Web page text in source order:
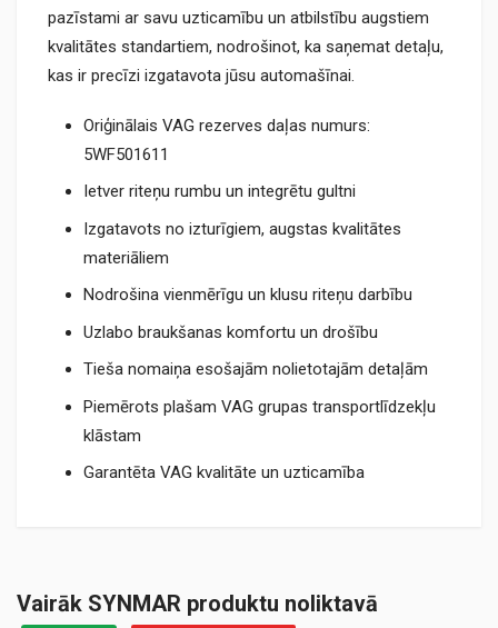
pazīstami ar savu uzticamību un atbilstību augstiem
kvalitātes standartiem, nodrošinot, ka saņemat detaļu,
kas ir precīzi izgatavota jūsu automašīnai.
Oriģinālais VAG rezerves daļas numurs:
5WF501611
Ietver riteņu rumbu un integrētu gultni
Izgatavots no izturīgiem, augstas kvalitātes
materiāliem
Nodrošina vienmērīgu un klusu riteņu darbību
Uzlabo braukšanas komfortu un drošību
Tieša nomaiņa esošajām nolietotajām detaļām
Piemērots plašam VAG grupas transportlīdzekļu
klāstam
Garantēta VAG kvalitāte un uzticamība
Vairāk SYNMAR produktu noliktavā